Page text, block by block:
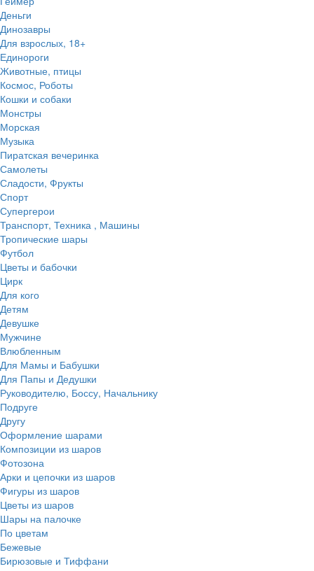
Деньги
Динозавры
Для взрослых, 18+
Единороги
Животные, птицы
Космос, Роботы
Кошки и собаки
Монстры
Морская
Музыка
Пиратская вечеринка
Самолеты
Сладости, Фрукты
Спорт
Супергерои
Транспорт, Техника , Машины
Тропические шары
Футбол
Цветы и бабочки
Цирк
Для кого
Детям
Девушке
Мужчине
Влюбленным
Для Мамы и Бабушки
Для Папы и Дедушки
Руководителю, Боссу, Начальнику
Подруге
Другу
Оформление шарами
Композиции из шаров
Фотозона
Арки и цепочки из шаров
Фигуры из шаров
Цветы из шаров
Шары на палочке
По цветам
Бежевые
Бирюзовые и Тиффани